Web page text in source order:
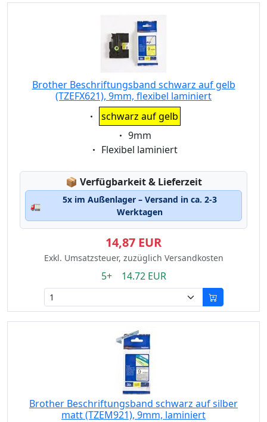
Brother Beschriftungsband schwarz auf gelb
(TZEFX621), 9mm, flexibel laminiert
Eigenschaft:
schwarz auf gelb
Eigenschaft:
9mm
Eigenschaft:
Flexibel laminiert
📦 Lagerstatus:
Verfügbarkeit & Lieferzeit
🚛
5x im Außenlager – Versand in ca. 2-3
Werktagen
14,87 EUR
Exkl. Umsatzsteuer, zuzüglich Versandkosten
5+ 14.72 EUR
Brother Beschriftungsband schwarz auf silber
matt (TZEM921), 9mm, laminiert